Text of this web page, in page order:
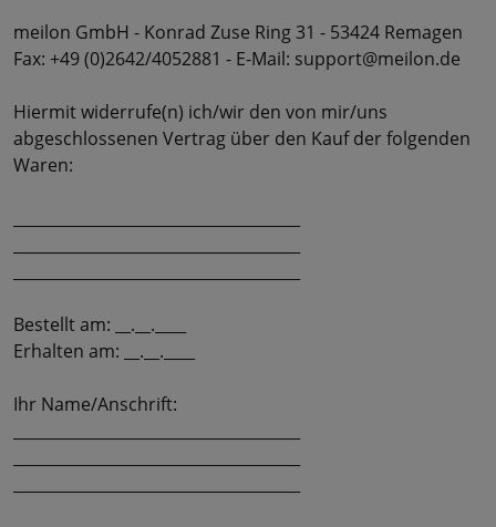
meilon GmbH - Konrad Zuse Ring 31 - 53424 Remagen
Fax: +49 (0)2642/4052881 - E-Mail: support@meilon.de
Hiermit widerrufe(n) ich/wir den von mir/uns
abgeschlossenen Vertrag über den Kauf der folgenden
Waren:
Bestellt am: __.__.____
Erhalten am: __.__.____
Ihr Name/Anschrift: